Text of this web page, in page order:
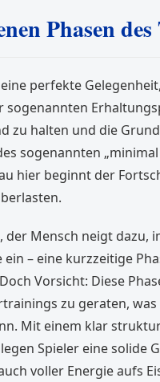
Phasen
perfekte
sogenannten
zu halten und die
sogenannten
hier beginnt der
der Mensch neigt
ein – eine kurzzeitige
Vorsicht: Diese
zu geraten,
Mit einem klar
Spieler eine solide
voller Energie aufs